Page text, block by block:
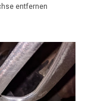
entfernen